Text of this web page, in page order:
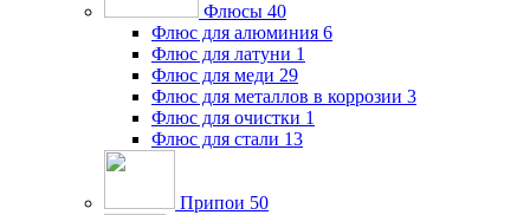
Флюсы 40
Флюс для алюминия 6
Флюс для латуни 1
Флюс для меди 29
Флюс для металлов в коррозии 3
Флюс для очистки 1
Флюс для стали 13
Припои 50